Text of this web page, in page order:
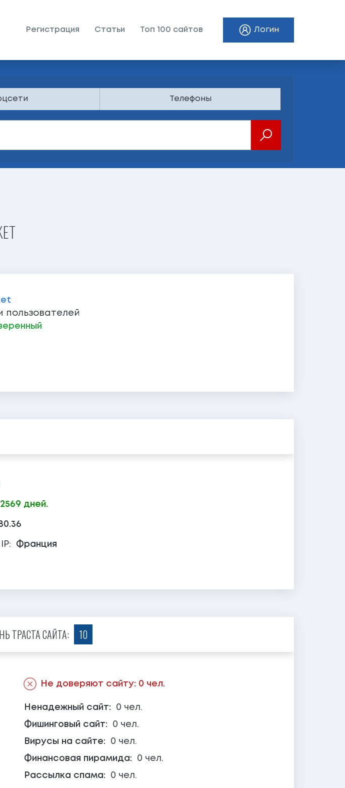
Регистрация Статьи Топ 100 сайтов Логин
Телефоны
2569 дней.
Франция
ТРАСТА САЙТА: 10
Не доверяют сайту: 0 чел.
Ненадежный сайт: 0 чел.
Фишинговый сайт: 0 чел.
Вирусы на сайте: 0 чел.
Финансовая пирамида: 0 чел.
Рассылка спама: 0 чел.